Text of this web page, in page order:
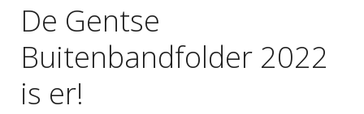
De Gentse
Buitenbandfolder 2022
is er!